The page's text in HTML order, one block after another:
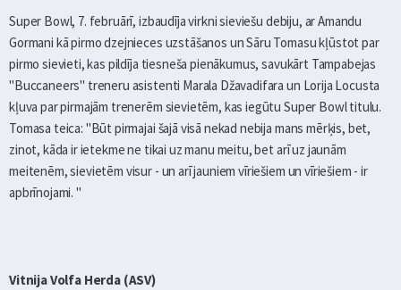
Super Bowl, 7. februārī, izbaudīja virkni sieviešu debiju, ar Amandu
Gormani kā pirmo dzejnieces uzstāšanos un Sāru Tomasu kļūstot par
pirmo sievieti, kas pildīja tiesneša pienākumus, savukārt Tampabejas
"Buccaneers" treneru asistenti Marala Džavadifara un Lorija Locusta
kļuva par pirmajām trenerēm sievietēm, kas iegūtu Super Bowl titulu.
Tomasa teica: "Būt pirmajai šajā visā nekad nebija mans mērķis, bet,
zinot, kāda ir ietekme ne tikai uz manu meitu, bet arī uz jaunām
meitenēm, sievietēm visur - un arī jauniem vīriešiem un vīriešiem - ir
apbrīnojami. "
Vitnija Volfa Herda (ASV)